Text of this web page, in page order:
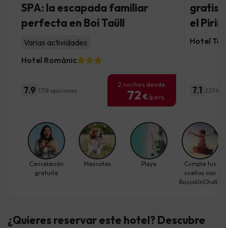
SPA: la escapada familiar
perfecta en Boí Taüll
Varias actividades
Hotel Romànic
7.9 1718 opiniones
2 noches desde
72 €/pers.
gratis,
el
Hotel
7.1 2274
Cancelación
gratuita
Mascotas Playa
Cumple tus
sueños con
BuscoUnChollo
¿Quieres reservar este hotel? Descubre